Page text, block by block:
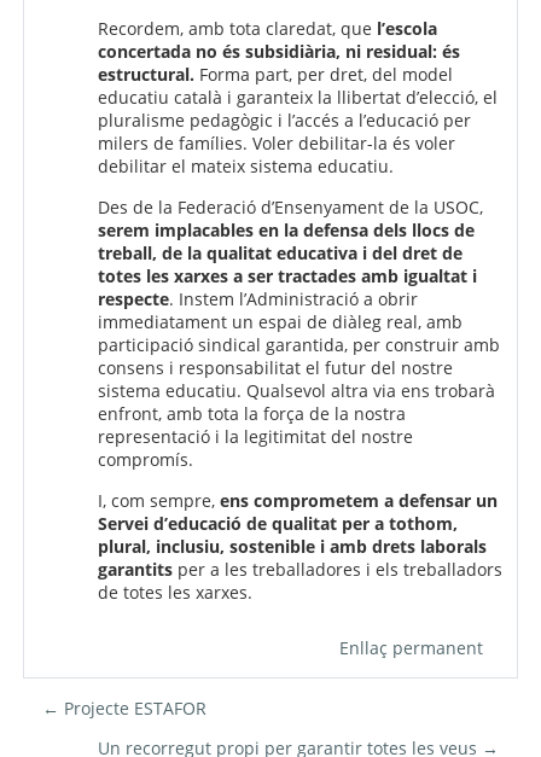
Recordem, amb tota claredat, que l’escola
concertada no és subsidiària, ni residual: és
estructural. Forma part, per dret, del model
educatiu català i garanteix la llibertat d’elecció, el
pluralisme pedagògic i l’accés a l’educació per
milers de famílies. Voler debilitar-la és voler
debilitar el mateix sistema educatiu.
Des de la Federació d’Ensenyament de la USOC,
serem implacables en la defensa dels llocs de
treball, de la qualitat educativa i del dret de
totes les xarxes a ser tractades amb igualtat i
respecte. Instem l’Administració a obrir
immediatament un espai de diàleg real, amb
participació sindical garantida, per construir amb
consens i responsabilitat el futur del nostre
sistema educatiu. Qualsevol altra via ens trobarà
enfront, amb tota la força de la nostra
representació i la legitimitat del nostre
compromís.
I, com sempre, ens comprometem a defensar un
Servei d’educació de qualitat per a tothom,
plural, inclusiu, sostenible i amb drets laborals
garantitsper a les treballadores i els treballadors
de totes les xarxes.
Enllaç permanent
← Projecte ESTAFOR
Un recorregut propi per garantir totes les veus →